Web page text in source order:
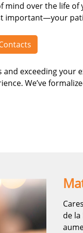
mind over the life of
important—your
exceeding your
We’ve
de la